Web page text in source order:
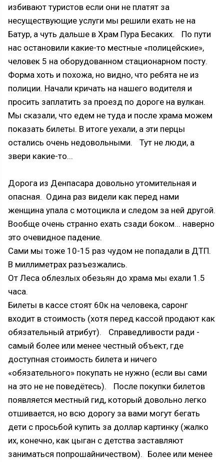
избивают туристов если они не платят за
несуществующие услуги мы решили ехать не на
Батур, а чуть дальше в Храм Пура Бесаких. По пути
нас остановили какие-то местные «полицейские»,
человек 5 на оборудованном стационарном посту.
Форма хоть и похожа, но видно, что ребята не из
полиции. Начали кричать на нашего водителя и
просить заплатить за проезд по дороге на вулкан.
Мы сказали, что едем не туда и после храма можем
показать билеты. В итоге уехали, а эти перцы
остались очень недовольными. Тут не люди, а
звери какие-то...
Дорога из Денпасара довольно утомительная и
опасная. Одина раз видели как перед нами
женщина упала с мотоцикла и следом за ней другой.
Вообще очень странно ехать сзади боком... наверно
это очевидное падение.
Сами мы тоже 10-15 раз чудом не попадали в ДТП.
В миллиметрах разъезжались.
От Леса облезлых обезьян до храма мы ехали 1.5
часа.
Билеты в кассе стоят 60к на человека, саронг
входит в стоимость (хотя перед кассой продают как
обязательный атрибут). Справедливости ради -
самый более или менее честный объект, где
доступная стоимость билета и ничего
«обязательного» покупать не нужно (если вы сами
на это не не поведётесь). После покупки билетов
появляется местный гид, который довольно легко
отшивается, но всю дорогу за вами могут бегать
дети с просьбой купить за доллар картинку (жалко
их, конечно, как цыган с детства заставляют
заниматься попрошайничеством). Более или менее